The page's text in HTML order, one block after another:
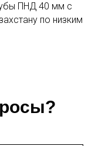
ПНД 40 мм с
по низким